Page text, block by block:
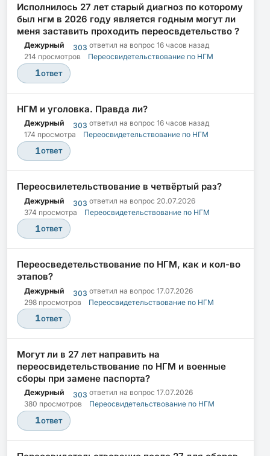
Исполнилось 27 лет старый диагноз по которому
был нгм в 2026 году является годным могут ли
меня заставить проходить переосвдетельство ?
Дежурный 303 ответил на вопрос 16 часов назад
214 просмотров
Переосвидетельствование по НГМ
1ответ
НГМ и уголовка. Правда ли?
Дежурный 303 ответил на вопрос 16 часов назад
174 просмотра
Переосвидетельствование по НГМ
1ответ
Переосвилетельствование в четвёртый раз?
Дежурный 303 ответил на вопрос 20.07.2026
374 просмотра
Переосвидетельствование по НГМ
1ответ
Переосведетельствование по НГМ, как и кол-во
этапов?
Дежурный 303 ответил на вопрос 17.07.2026
298 просмотров
Переосвидетельствование по НГМ
1ответ
Могут ли в 27 лет направить на
переосвидетельствование по НГМ и военные
сборы при замене паспорта?
Дежурный 303 ответил на вопрос 17.07.2026
380 просмотров
Переосвидетельствование по НГМ
1ответ